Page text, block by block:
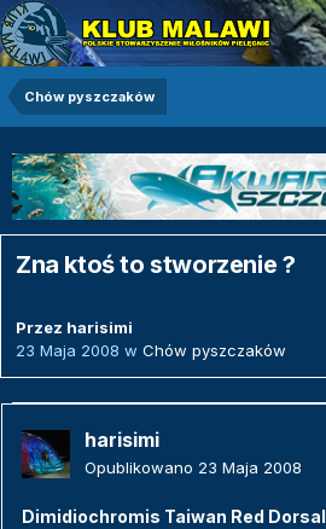
Chów pyszczaków
Zna ktoś to stworzenie ?
Przez harisimi
23 Maja 2008 w Chów pyszczaków
harisimi
Opublikowano 23 Maja 2008
Dimidiochromis Taiwan Red Dorsal